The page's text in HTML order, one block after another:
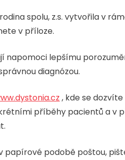
spolu, z.s. vytvořila v
v příloze.
napomoci lepšímu
diagnózou.
, kde se
příběhy pacientů a v
papírové podobě poštou,